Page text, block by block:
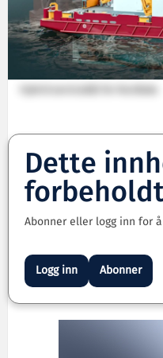
Dette
Abonner eller logg inn for
Logg inn Abonner